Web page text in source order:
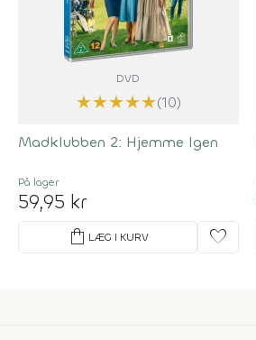
DVD
★★★★★(10)
Madklubben 2: Hjemme Igen
På lager
59,95 kr
shopping_bag LÆG I KURV favorite